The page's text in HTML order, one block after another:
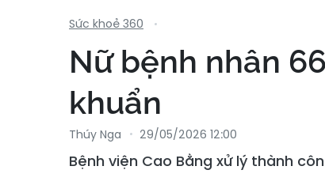
Sức khoẻ 360
Nữ bệnh nhân
khuẩn
Thúy Nga 29/05/2026 12:00
Bệnh viện Cao Bằng xử lý thành